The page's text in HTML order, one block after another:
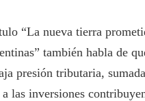
“La nueva tierra
también habla de
presión tributaria,
las inversiones